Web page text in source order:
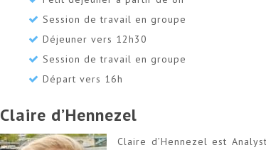
Session de travail en groupe
Déjeuner vers 12h30
Session de travail en groupe
Départ vers 16h
Claire d’Hennezel
Claire d’Hennezel est